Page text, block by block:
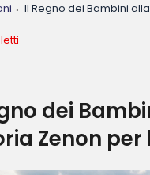
Il Regno dei Bambini
dei
Zenon per